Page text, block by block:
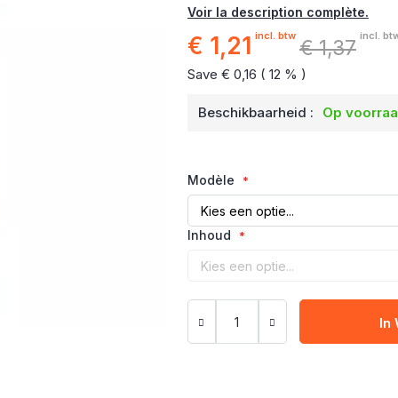
Voir la description complète.
Speciale
€ 1,21 incl. btw € 1,37 incl.
Save € 0,16 ( 12 % )
Beschikbaarheid : Op
Modèle
Inhoud
In